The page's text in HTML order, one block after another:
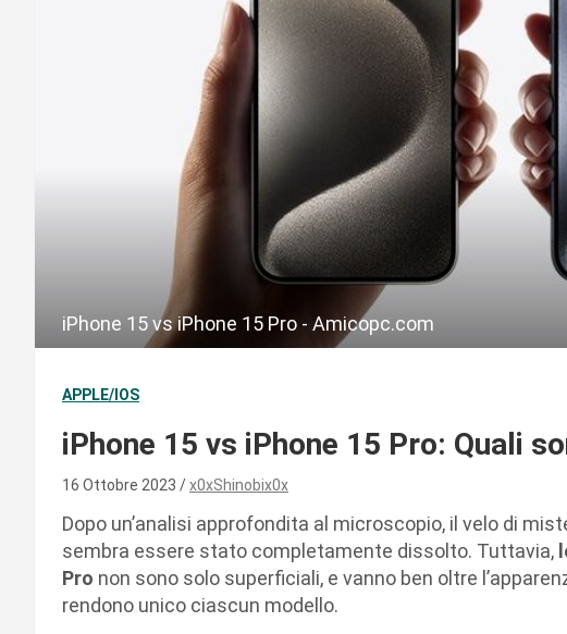
iPhone 15 vs iPhone 15 Pro - Amicopc.com
APPLE/IOS
iPhone 15 vs iPhone 15 Pro: Quali
16 Ottobre 2023 x0xShinobix0x
Dopo un’analisi approfondita al microscopio, il velo di
sembra essere stato completamente dissolto. Tuttavia,
Pro non sono solo superficiali, e vanno ben oltre
rendono unico ciascun modello.